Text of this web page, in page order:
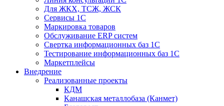
Для ЖКХ, ТСЖ, ЖСК
Сервисы 1С
Маркировка товаров
Обслуживание ERP систем
Свертка информационных баз 1С
Тестирование информационных баз 1С
Маркетплейсы
Внедрение
Реализованные проекты
КДМ
Канашская металлобаза (Канмет)